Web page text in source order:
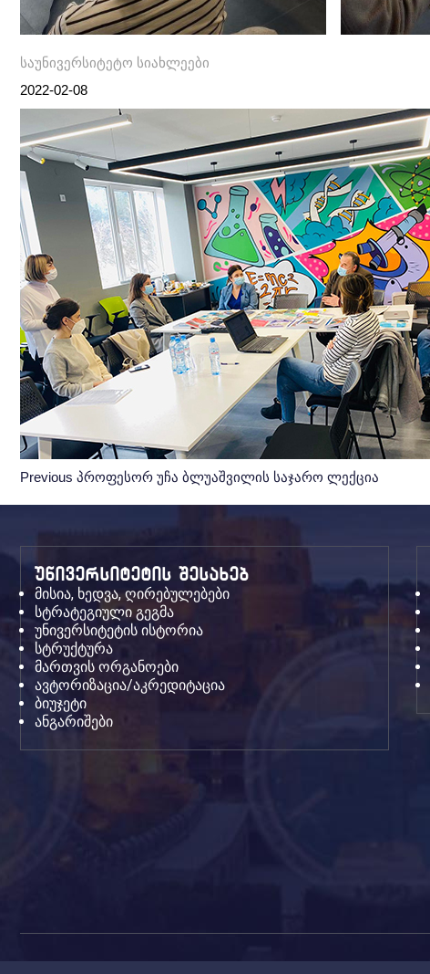
საუნივერსიტეტო სიახლეები
2022-02-08
Post
navigation
პოსტის
ნავიგაცია
Previous Previous
პროფესორ უჩა ბლუაშვილის საჯარო ლექცია
უნივერსიტეტის შესახებ
მისია, ხედვა, ღირებულებები
სტრატეგიული გეგმა
უნივერსიტეტის ისტორია
სტრუქტურა
მართვის ორგანოები
ავტორიზაცია/აკრედიტაცია
ბიუჯეტი
ანგარიშები